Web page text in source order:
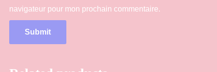
navigateur pour mon prochain commentaire.